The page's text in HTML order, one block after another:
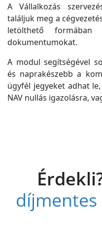
A Vállalkozás
találjuk meg a
letölthető
dokumentumokat.
A modul segítségével
és naprakészebb a
ügyfél jegyeket adhat
NAV nullás igazolásra,